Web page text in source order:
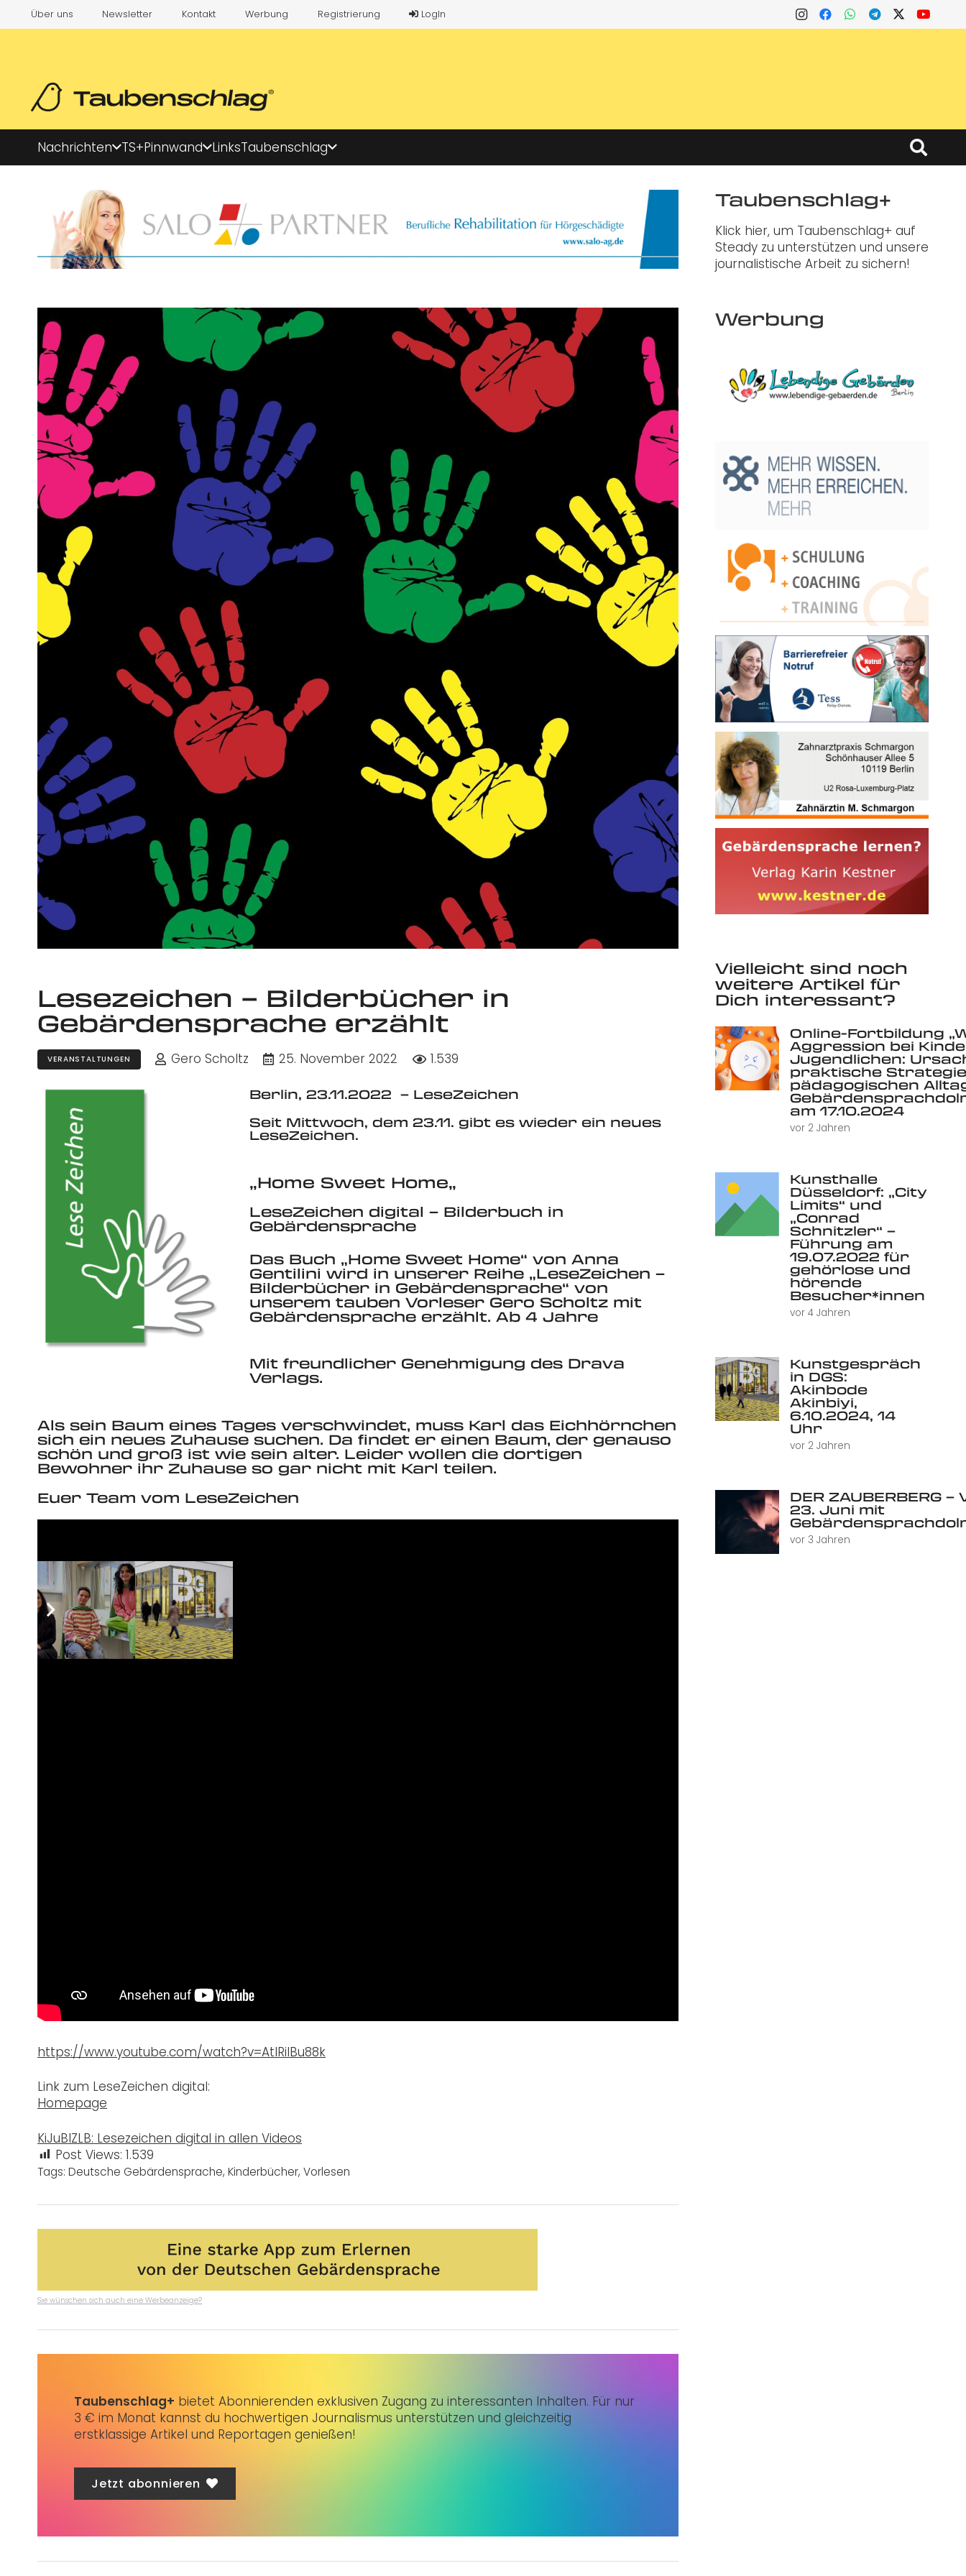
Über uns Newsletter Kontakt Werbung Registrierung LogIn
Nachrichten TS+Pinnwand LinksTaubenschlag
Lesezeichen – Bilderbücher in
Gebärdensprache erzählt
VERANSTALTUNGEN Gero Scholtz 25. November 2022 1.539
Berlin, 23.11.2022 – LeseZeichen
Seit Mittwoch, dem 23.11. gibt es wieder ein neues
LeseZeichen.
„Home Sweet Home„
LeseZeichen digital – Bilderbuch in
Gebärdensprache
Das Buch „Home Sweet Home“ von Anna
Gentilini wird in unserer Reihe „LeseZeichen –
Bilderbücher in Gebärdensprache“ von
unserem tauben Vorleser Gero Scholtz mit
Gebärdensprache erzählt. Ab 4 Jahre
Mit freundlicher Genehmigung des Drava
Verlags.
Als sein Baum eines Tages verschwindet, muss Karl das Eichhörnchen
sich ein neues Zuhause suchen. Da findet er einen Baum, der genauso
schön und groß ist wie sein alter. Leider wollen die dortigen
Bewohner ihr Zuhause so gar nicht mit Karl teilen.
Euer Team vom LeseZeichen
https://www.youtube.com/watch?v=AtlRilBu88k
Link zum LeseZeichen digital:
Homepage
KiJuBIZLB: Lesezeichen digital in allen Videos
Post Views: 1.539
Tags: Deutsche Gebärdensprache, Kinderbücher, Vorlesen
Sie wünschen sich auch eine Werbeanzeige?
Taubenschlag+ bietet Abonnierenden exklusiven Zugang zu interessanten Inhalten. Für nur
3 € im Monat kannst du hochwertigen Journalismus unterstützen und gleichzeitig
erstklassige Artikel und Reportagen genießen!
Jetzt abonnieren
Taubenschlag+
Klick hier, um Taubenschlag+ auf
Steady zu unterstützen und unsere
journalistische Arbeit zu sichern!
Werbung
Vielleicht sind noch
weitere Artikel für
Dich interessant?
Online-Fortbildung
Aggression bei
Jugendlichen:
praktische
pädagogischen
am 17.10.2024
vor 2 Jahren
Kunsthalle
Düsseldorf: „City
Limits“ und
„Conrad
Schnitzler“ –
Führung am
19.07.2022 für
gehörlose und
hörende
Besucher*innen
vor 4 Jahren
Kunstgespräch
in DGS:
Akinbode
Akinbiyi,
6.10.2024, 14
Uhr
vor 2 Jahren
DER ZAUBERBERG
23. Juni mit
vor 3 Jahren